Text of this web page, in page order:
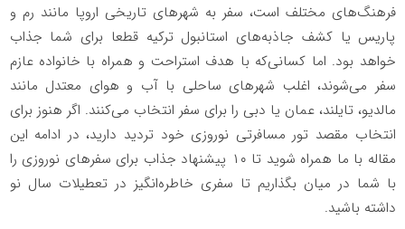
فرهنگ‌های مختلف است، سفر به شهرهای تاریخی اروپا مانند رم و
پاریس یا کشف جاذبه‌های استانبول ترکیه قطعا برای شما جذاب
خواهد بود. اما کسانی‌که با هدف استراحت و همراه با خانواده عازم
سفر می‌شوند، اغلب شهرهای ساحلی با آب و هوای معتدل مانند
مالدیو، تایلند، عمان یا دبی را برای سفر انتخاب می‌کنند. اگر هنوز برای
انتخاب مقصد تور مسافرتی نوروزی خود تردید دارید، در ادامه این
مقاله با ما همراه شوید تا ۱۰ پیشنهاد جذاب برای سفرهای نوروزی را
با شما در میان بگذاریم تا سفری خاطره‌انگیز در تعطیلات سال نو
داشته باشید.